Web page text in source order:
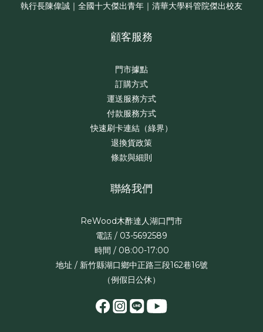
執行長陳偉誠｜全國十大傑出青年｜清華大學科管院傑出校友
顧客服務
門市據點
訂購方式
運送服務方式
付款服務方式
快速刷卡連結（綠界）
退換貨政策
條款與細則
聯絡我們
ReWood木酢達人湖口門市
電話 / 03-5692589
時間 / 08:00-17:00
地址 / 新竹縣湖口鄉中正路三段162巷16號
（例假日公休）